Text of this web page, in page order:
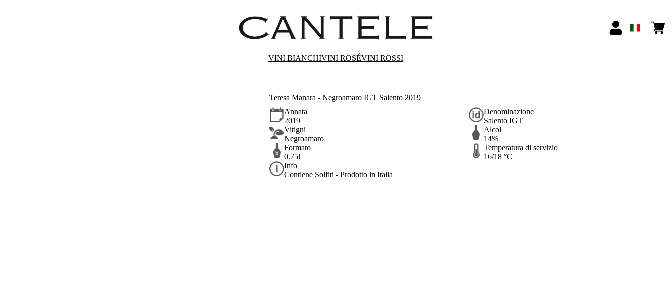
VINI BIANCHIVINI ROSÉVINI ROSSI
Teresa Manara - Negroamaro IGT Salento 2019
Annata
2019
Denominazione
Salento IGT
Vitigni
Negroamaro
Alcol
14%
Formato
0.75l
Temperatura di servizio
16/18 °C
Info
Contiene Solfiti - Prodotto in Italia